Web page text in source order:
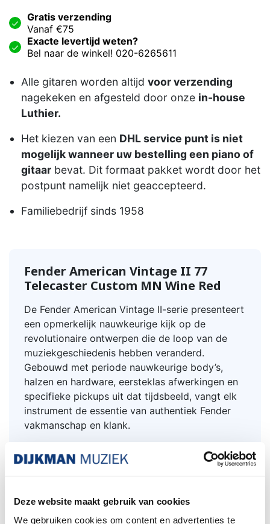
Deze website maakt gebruik van cookies
We gebruiken cookies om content en advertenties te
Gratis verzending
Vanaf €75
Exacte levertijd weten?
Bel naar de winkel! 020-6265611
Alle gitaren worden altijd voor verzending
nagekeken en afgesteld door onze in-house
Luthier.
Het kiezen van een DHL service punt is niet
mogelijk wanneer uw bestelling een piano of
gitaar bevat. Dit formaat pakket wordt door het
postpunt namelijk niet geaccepteerd.
Familiebedrijf sinds 1958
Fender American Vintage II 77
Telecaster Custom MN Wine Red
De Fender American Vintage II-serie presenteert
een opmerkelijk nauwkeurige kijk op de
revolutionaire ontwerpen die de loop van de
muziekgeschiedenis hebben veranderd.
Gebouwd met periode nauwkeurige body’s,
halzen en hardware, eersteklas afwerkingen en
specifieke pickups uit dat tijdsbeeld, vangt elk
instrument de essentie van authentiek Fender
vakmanschap en klank.
De Telecaster Custom markeerde een van
Fender's eerste uitstapjes naar het gebruik van
humbucking-pickups. De Tele Custom had een
toonregeling gemonteerd op een stijlvolle,
langwerpige slagplaat. De American Vintage II